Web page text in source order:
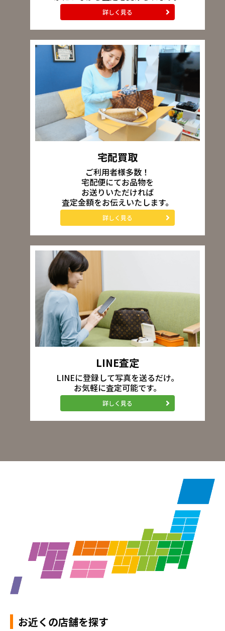
詳しく見る
宅配買取
ご利用者様多数！
宅配便にてお品物を
お送りいただければ
査定金額をお伝えいたします。
詳しく見る
LINE査定
LINEに登録して写真を送るだけ。
お気軽に査定可能です。
詳しく見る
お近くの店舗を探す